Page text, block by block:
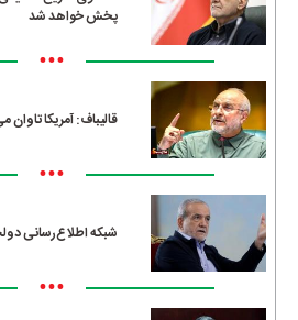
پخش خواهد شد
•••
قالیباف: آمریکا
•••
شبکه اطلاع‌رسانی
•••